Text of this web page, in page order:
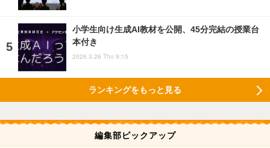
小学生向け生成AI教材を公開、45分完結の授業台
本付き
2026.3.26 Thu 9:15
ランキングをもっと見る
編集部ピックアップ